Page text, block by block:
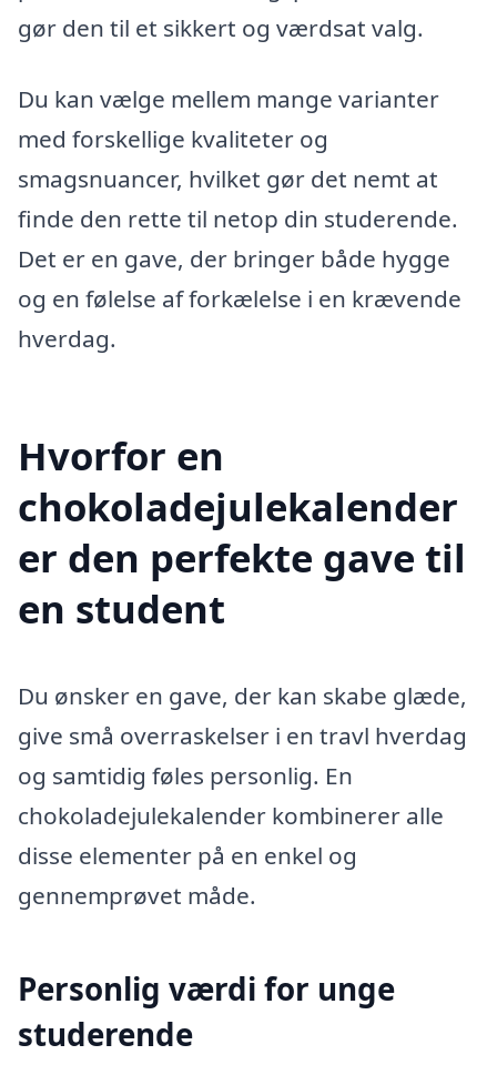
gør den til et sikkert og værdsat valg.
Du kan vælge mellem mange varianter
med forskellige kvaliteter og
smagsnuancer, hvilket gør det nemt at
finde den rette til netop din studerende.
Det er en gave, der bringer både hygge
og en følelse af forkælelse i en krævende
hverdag.
Hvorfor en
chokoladejulekalender
er den perfekte gave til
en student
Du ønsker en gave, der kan skabe glæde,
give små overraskelser i en travl hverdag
og samtidig føles personlig. En
chokoladejulekalender kombinerer alle
disse elementer på en enkel og
gennemprøvet måde.
Personlig værdi for unge
studerende